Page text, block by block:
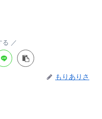
る
もりありさ